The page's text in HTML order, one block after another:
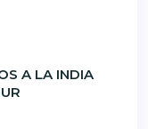
A LA INDIA